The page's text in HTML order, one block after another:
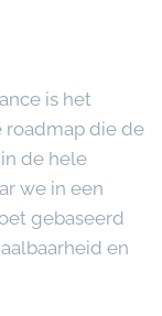
is het
die de
de hele
we in een
gebaseerd
en